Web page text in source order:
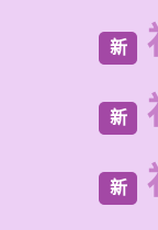
新
新
新